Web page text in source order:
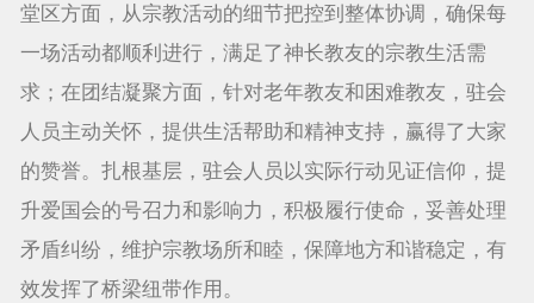
堂区方面，从宗教活动的细节把控到整体协调，确保每
一场活动都顺利进行，满足了神长教友的宗教生活需
求；在团结凝聚方面，针对老年教友和困难教友，驻会
人员主动关怀，提供生活帮助和精神支持，赢得了大家
的赞誉。扎根基层，驻会人员以实际行动见证信仰，提
升爱国会的号召力和影响力，积极履行使命，妥善处理
矛盾纠纷，维护宗教场所和睦，保障地方和谐稳定，有
效发挥了桥梁纽带作用。